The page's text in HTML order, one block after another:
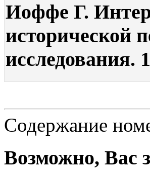
Иоффе Г.
исторической
исследования.
Содержание
Возможно, Вас